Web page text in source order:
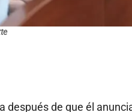
después de que él